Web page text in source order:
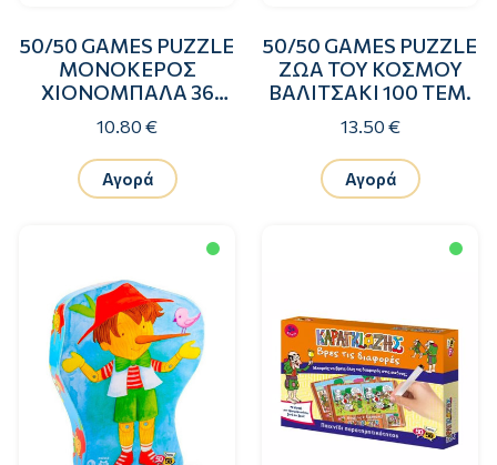
50/50 GAMES PUZZLE
ΜΟΝΟΚΕΡΟΣ
ΧΙΟΝΟΜΠΑΛΑ 36
ΤΕΜ.
10.80 €
Αγορά
50/50 GAMES PUZZLE
ΖΩΑ ΤΟΥ ΚΟΣΜΟΥ
ΒΑΛΙΤΣΑΚΙ 100 ΤΕΜ.
13.50 €
Αγορά